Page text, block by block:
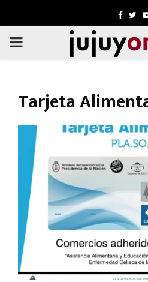
PRIMARY
Tarjeta